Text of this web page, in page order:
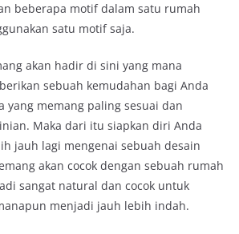
beberapa motif dalam satu rumah
satu motif saja.
akan hadir di sini yang mana
sebuah kemudahan bagi Anda
yang memang paling sesuai dan
Maka dari itu siapkan diri Anda
jauh lagi mengenai sebuah desain
akan cocok dengan sebuah rumah
sangat natural dan cocok untuk
menjadi jauh lebih indah.